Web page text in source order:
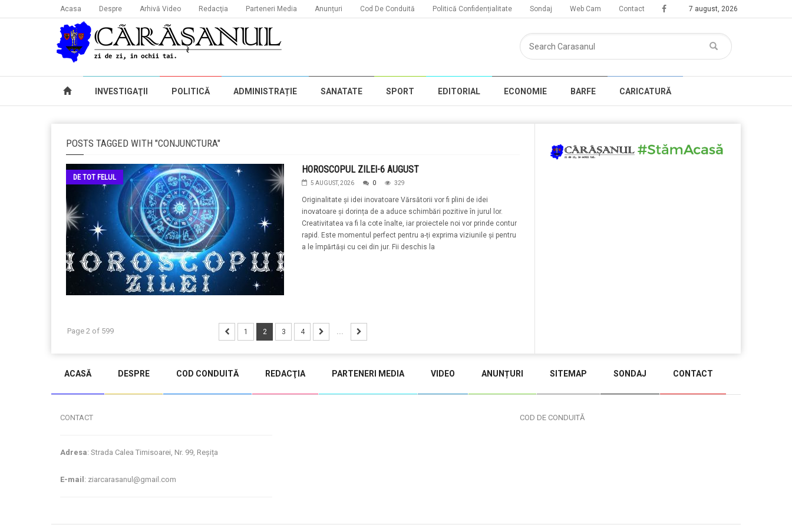
7 august, 2026
Acasa Despre Arhivă Video Redacţia Parteneri Media Anunțuri Cod De Conduită Politică Confidențialitate Sondaj Web Cam Contact
INVESTIGAŢII POLITICĂ ADMINISTRAȚIE SANATATE SPORT EDITORIAL ECONOMIE BARFE CARICATURĂ
POSTS TAGGED WITH "CONJUNCTURA"
DE TOT FELUL
HOROSCOPUL ZILEI-6 AUGUST
5 AUGUST, 2026 0 329
Originalitate și idei inovatoare Vărsătorii vor fi plini de idei
inovatoare și dorința de a aduce schimbări pozitive în jurul lor.
Creativitatea va fi la cote înalte, iar proiectele noi vor prinde contur
rapid. Este momentul perfect pentru a-ți exprima viziunile și pentru
a le împărtăși cu cei din jur. Fii deschis la
Page 2 of 599 1 2 3 4 ...
ACASĂ DESPRE COD CONDUITĂ REDACŢIA PARTENERI MEDIA VIDEO ANUNȚURI SITEMAP SONDAJ CONTACT
CONTACT
Adresa: Strada Calea Timisoarei, Nr. 99, Reșița
E-mail : ziarcarasanul@gmail.com
COD DE CONDUITĂ